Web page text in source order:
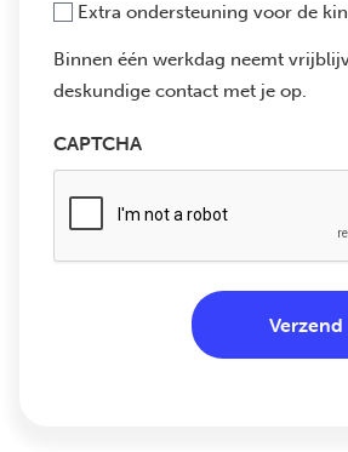
Extra ondersteuning voor de
Binnen één werkdag neemt
deskundige contact met je op.
CAPTCHA